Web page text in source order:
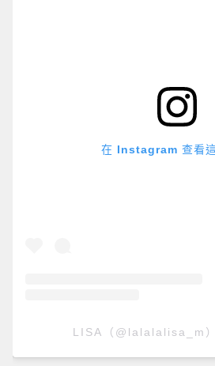
在 Instagram 查看
LISA（@lalalalisa_m